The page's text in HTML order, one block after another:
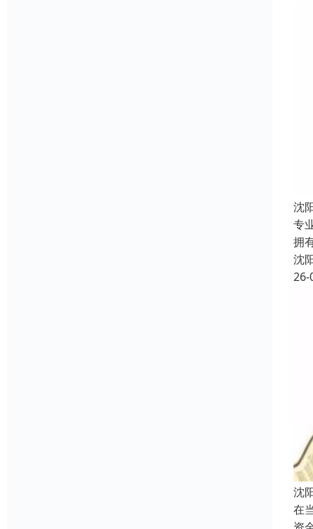
沈
专
拥
沈
26-
沈
在